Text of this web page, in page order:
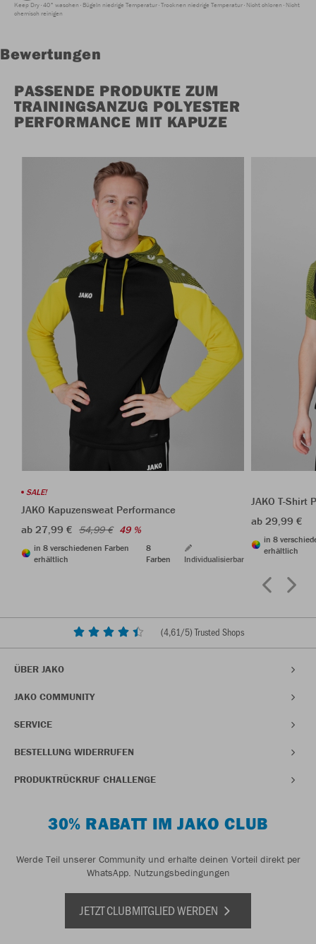
Keep Dry 40° waschen Bügeln niedrige Temperatur Trocknen niedrige Temperatur Nicht chloren Nicht
chemisch reinigen
Bewertungen
PASSENDE PRODUKTE ZUM
TRAININGSANZUG POLYESTER
PERFORMANCE MIT KAPUZE
SALE!
JAKO Kapuzensweat Performance
ab 27,99 € 54,99 € 49 %
in 8 verschiedenen Farben
erhältlich
8
Farben
Individualisierbar
JAKO T-Shirt
ab 29,99 €
in 8
erhältlich
(4,61/5) Trusted Shops
ÜBER JAKO
JAKO COMMUNITY
SERVICE
BESTELLUNG WIDERRUFEN
PRODUKTRÜCKRUF CHALLENGE
30% RABATT IM JAKO CLUB
Werde Teil unserer Community und erhalte deinen Vorteil direkt per
WhatsApp. Nutzungsbedingungen
JETZT CLUBMITGLIED WERDEN